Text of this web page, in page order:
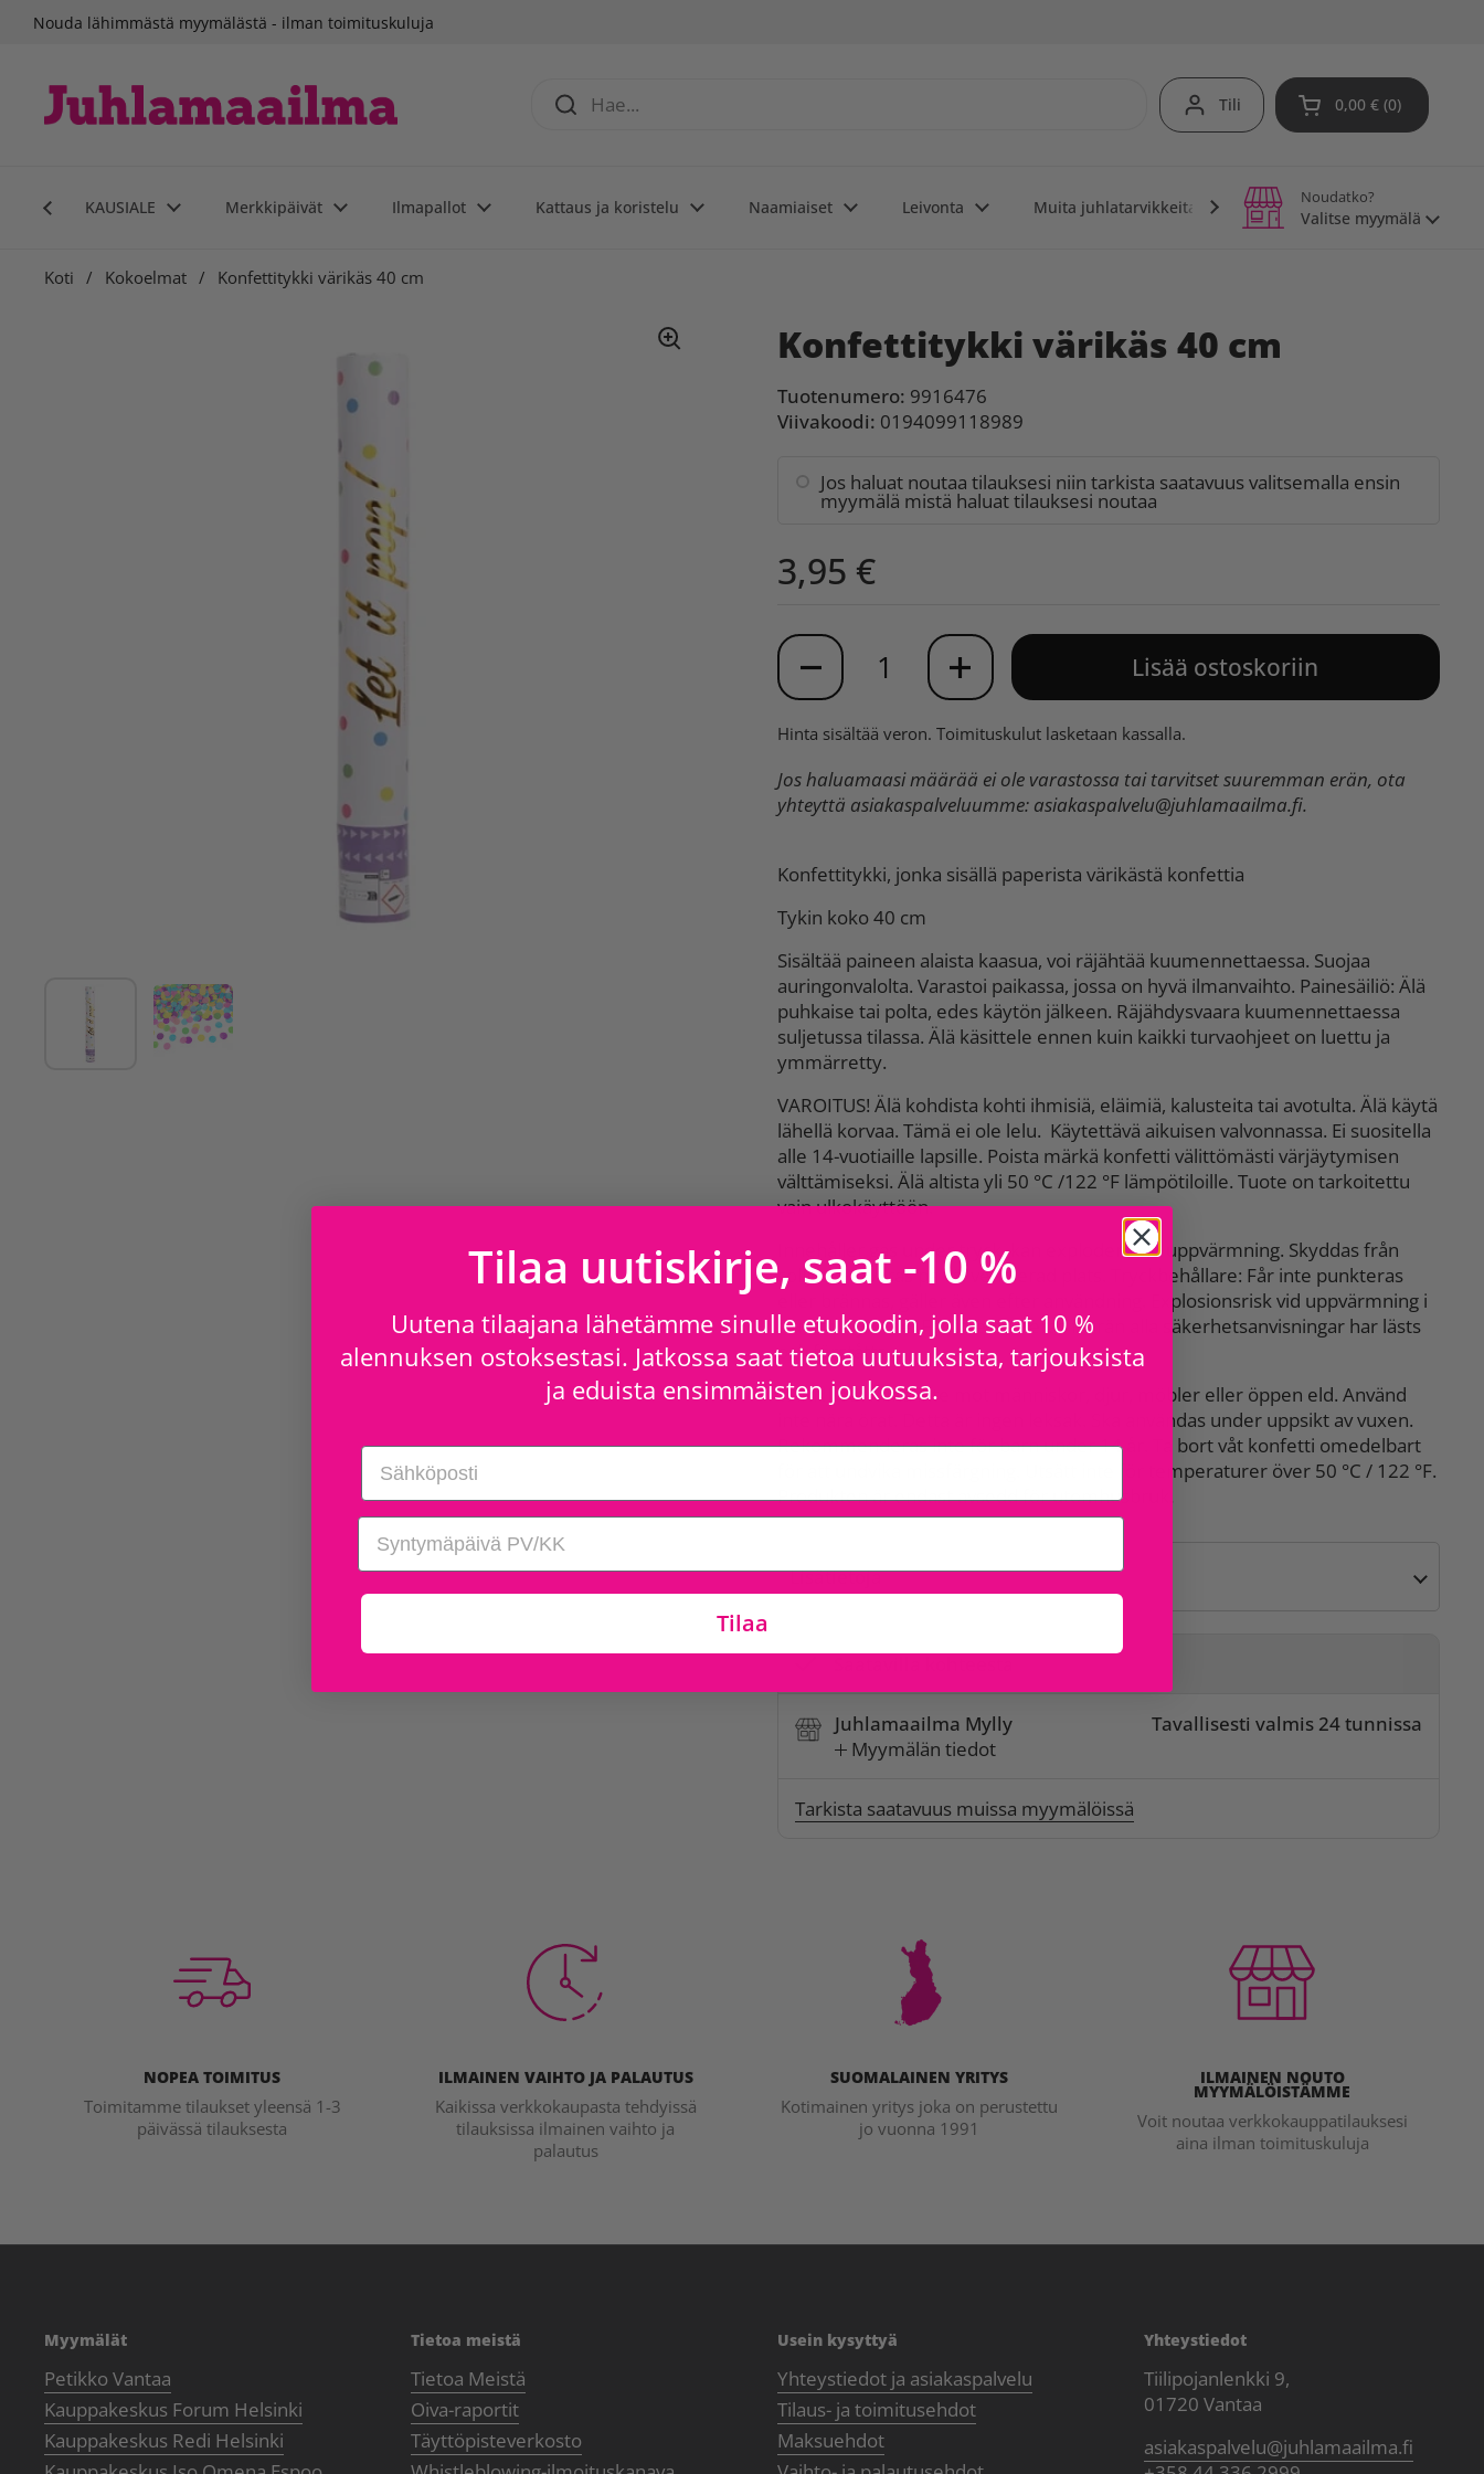
Siirry sisältöön
Nouda lähimmästä myymälästä - ilman toimituskuluja
Tili Avaa ostoskori
0,00 € 0
KAUSIALE Merkkipäivät Ilmapallot Kattaus ja koristelu Naamiaiset Leivonta Muita juhlatarvikkeita Teemajuhlat
Noudatko?
Valitse myymälä
Koti / Kokoelmat / Konfettitykki värikäs 40 cm
Konfettitykki värikäs 40 cm
Tuotenumero: 9916476
Viivakoodi: 0194099118989
Jos haluat noutaa tilauksesi niin tarkista saatavuus valitsemalla ensin
myymälä mistä haluat tilauksesi noutaa
3,95 €
Määrä
Lisää ostoskoriin
Hinta sisältää veron. Toimituskulut lasketaan kassalla.
Jos haluamaasi määrää ei ole varastossa tai tarvitset suuremman erän, ota
yhteyttä asiakaspalveluumme: asiakaspalvelu@juhlamaailma.fi.
Konfettitykki, jonka sisällä paperista värikästä konfettia
Tykin koko 40 cm
Sisältää paineen alaista kaasua, voi räjähtää kuumennettaessa. Suojaa
auringonvalolta. Varastoi paikassa, jossa on hyvä ilmanvaihto. Painesäiliö: Älä
puhkaise tai polta, edes käytön jälkeen. Räjähdysvaara kuumennettaessa
suljetussa tilassa. Älä käsittele ennen kuin kaikki turvaohjeet on luettu ja
ymmärretty.
VAROITUS! Älä kohdista kohti ihmisiä, eläimiä, kalusteita tai avotulta. Älä käytä
lähellä korvaa. Tämä ei ole lelu. Käytettävä aikuisen valvonnassa. Ei suositella
alle 14-vuotiaille lapsille. Poista märkä konfetti välittömästi värjäytymisen
välttämiseksi. Älä altista yli 50 °C /122 °F lämpötiloille. Tuote on tarkoitettu
vain ulkokäyttöön.
Innehåller gas under tryck, kan explodera vid uppvärmning. Skyddas från
solljus. Förvaras på väl ventilerad plats. Tryckbehållare: Får inte punkteras
eller brännas, gäller även efter användning. Explosionsrisk vid uppvärmning i
slutet utrymme. Får inte hanteras förrän alla säkerhetsanvisningar har lästs
och förståtts.
VARNING! Rikta inte mot människor, djur, möbler eller öppen eld. Använd
inte nära örat. Detta är ingen leksak. Ska användas under uppsikt av vuxen.
Rekommenderas inte för barn under 14 år. Ta bort våt konfetti omedelbart
för att undvika missfärgning. Utsätt inte för temperaturer över 50 °C / 122 °F.
Produkten är endast avsedd för utomhusbruk.
Lisätietoja
Juhlamaailma Mylly
Myymälän tiedot
Tavallisesti valmis 24 tunnissa
Tarkista saatavuus muissa myymälöissä
NOPEA TOIMITUS
Toimitamme tilaukset yleensä 1-3
päivässä tilauksesta
ILMAINEN VAIHTO JA PALAUTUS
Kaikissa verkkokaupasta tehdyissä
tilauksissa ilmainen vaihto ja
palautus
SUOMALAINEN YRITYS
Kotimainen yritys joka on perustettu
jo vuonna 1991
ILMAINEN NOUTO
MYYMÄLÖISTÄMME
Voit noutaa verkkokauppatilauksesi
aina ilman toimituskuluja
Myymälät
Petikko Vantaa
Kauppakeskus Forum Helsinki
Kauppakeskus Redi Helsinki
Tietoa meistä
Tietoa Meistä
Oiva-raportit
Täyttöpisteverkosto
Usein kysyttyä
Yhteystiedot ja asiakaspalvelu
Tilaus- ja toimitusehdot
Maksuehdot
Yhteystiedot
Tiilipojanlenkki 9,
01720 Vantaa
asiakaspalvelu@juhlamaailma.fi
Tilaa uutiskirje, saat -10 %
Uutena tilaajana lähetämme sinulle etukoodin, jolla saat 10 %
alennuksen ostoksestasi. Jatkossa saat tietoa uutuuksista, tarjouksista
ja eduista ensimmäisten joukossa.
Email
birthday
Tilaa